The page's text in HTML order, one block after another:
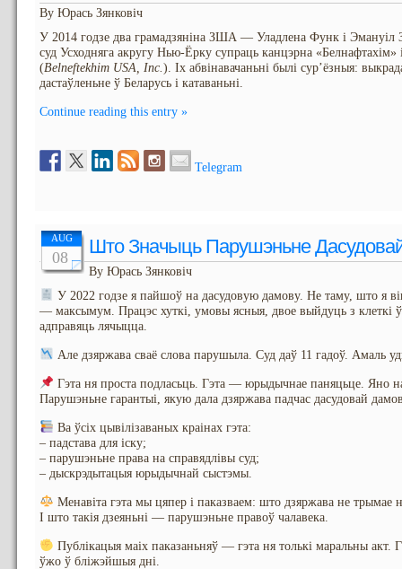
By Юрась Зянковіч
У 2014 годзе два грамадзяніна ЗША — Уладлена Функ і Эмануіл
суд Усходняга акругу Нью-Ёрку супраць канцэрна
(Belneftekhim USA, Inc.). Іх абвінавачаньні былі сур’ёзныя:
дастаўленьне ў Беларусь і катаваньні.
Continue reading this entry »
Telegram
AUG
08 Што Значыць Парушэньне
By Юрась Зянковіч
У 2022 годзе я пайшоў на дасудовую дамову. Не таму, што я
— максымум. Працэс хуткі, умовы ясныя, двое выйдуць з клеткі ў
адправяць лячыцца.
Але дзяржава сваё слова парушыла. Суд даў 11 гадоў. Амаль
Гэта ня проста подласьць. Гэта — юрыдычнае паняцьце. Яно
Парушэньне гарантыі, якую дала дзяржава падчас дасудовай
Ва ўсіх цывілізаваных краінах гэта:
– падстава для іску;
– парушэньне права на справядлівы суд;
– дыскрэдытацыя юрыдычнай сыстэмы.
Менавіта гэта мы цяпер і паказваем: што дзяржава не трымае
І што такія дзеяньні — парушэньне правоў чалавека.
Публікацыя маіх паказаньняў — гэта ня толькі маральны акт.
ўжо ў бліжэйшыя дні.